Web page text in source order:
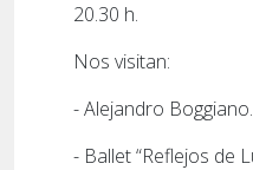
20.30 h.
Nos visitan:
- Alejandro Boggiano.
- Ballet “Reflejos de